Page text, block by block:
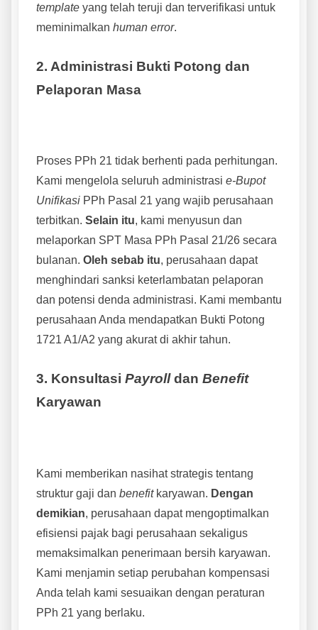
template yang telah teruji dan terverifikasi untuk
meminimalkan human error.
2. Administrasi Bukti Potong dan
Pelaporan Masa
Proses PPh 21 tidak berhenti pada perhitungan.
Kami mengelola seluruh administrasi e-Bupot
Unifikasi PPh Pasal 21 yang wajib perusahaan
terbitkan. Selain itu, kami menyusun dan
melaporkan SPT Masa PPh Pasal 21/26 secara
bulanan. Oleh sebab itu, perusahaan dapat
menghindari sanksi keterlambatan pelaporan
dan potensi denda administrasi. Kami membantu
perusahaan Anda mendapatkan Bukti Potong
1721 A1/A2 yang akurat di akhir tahun.
3. Konsultasi Payrolldan Benefit
Karyawan
Kami memberikan nasihat strategis tentang
struktur gaji dan benefitkaryawan. Dengan
demikian, perusahaan dapat mengoptimalkan
efisiensi pajak bagi perusahaan sekaligus
memaksimalkan penerimaan bersih karyawan.
Kami menjamin setiap perubahan kompensasi
Anda telah kami sesuaikan dengan peraturan
PPh 21 yang berlaku.